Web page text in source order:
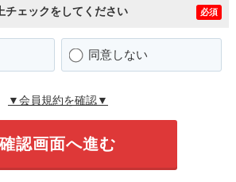
チェックをしてください 必須
同意しない
▼会員規約を確認▼